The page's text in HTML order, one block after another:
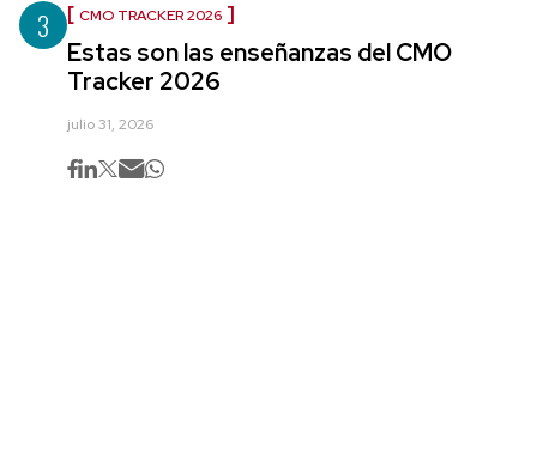
3 CMO TRACKER 2026
Estas son las enseñanzas del CMO
Tracker 2026
julio 31, 2026